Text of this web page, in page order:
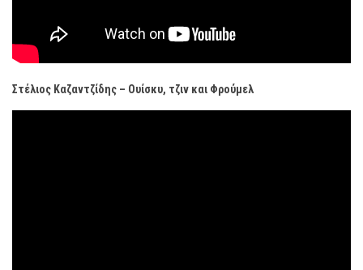
Στέλιος Καζαντζίδης – Ουίσκυ, τζιν και Φρούμελ